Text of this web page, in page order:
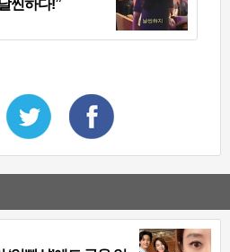
씬하다!”